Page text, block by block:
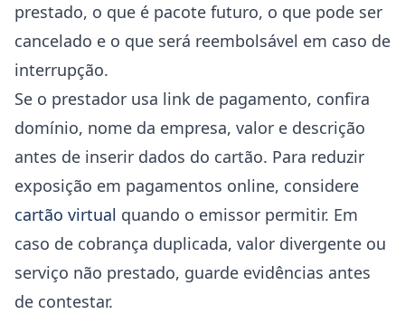
prestado, o que é pacote futuro, o que pode ser
cancelado e o que será reembolsável em caso de
interrupção.
Se o prestador usa link de pagamento, confira
domínio, nome da empresa, valor e descrição
antes de inserir dados do cartão. Para reduzir
exposição em pagamentos online, considere
cartão virtual quando o emissor permitir. Em
caso de cobrança duplicada, valor divergente ou
serviço não prestado, guarde evidências antes
de contestar.